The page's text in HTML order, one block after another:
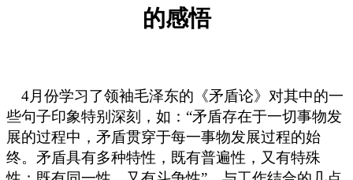
的感悟
4月份学习了领袖毛泽东的《矛盾论》对其中的一
些句子印象特别深刻，如：“矛盾存在于一切事物发
展的过程中，矛盾贯穿于每一事物发展过程的始
终。矛盾具有多种特性，既有普遍性，又有特殊